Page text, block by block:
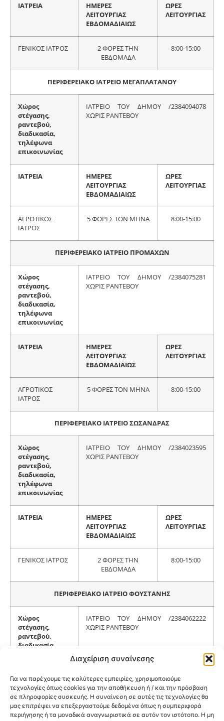
Διαχείριση συναίνεσης
Για να παρέχουμε τις καλύτερες εμπειρίες, χρησιμοποιούμε
τεχνολογίες όπως cookies για την αποθήκευση ή / και την πρόσβαση
σε πληροφορίες συσκευής. Η συναίνεση σε αυτές τις τεχνολογίες θα
μας επιτρέψει να επεξεργαστούμε δεδομένα όπως η συμπεριφορά
περιήγησης ή τα μοναδικά αναγνωριστικά σε αυτόν τον ιστότοπο. Η μη
ΙΑΤΡΕΙΑ
ΗΜΕΡΕΣ
ΛΕΙΤΟΥΡΓΙΑΣ
ΕΒΔΟΜΑΔΙΑΙΩΣ
ΩΡΕΣ
ΛΕΙΤΟΥΡΓΙΑΣ
ΓΕΝΙΚΟΣ ΙΑΤΡΟΣ
2 ΦΟΡΕΣ ΤΗΝ
ΕΒΔΟΜΑΔΑ
8:00-15:00
ΠΕΡΙΦΕΡΕΙΑΚΟ ΙΑΤΡΕΙΟ ΜΕΓΑΠΛΑΤΑΝΟΥ
Χώρος
στέγασης,
ραντεβού,
διαδικασία,
τηλέφωνα
επικοινωνίας
ΙΑΤΡΕΙΟ ΤΟΥ ΔΗΜΟΥ /2384094078
ΧΩΡΙΣ ΡΑΝΤΕΒΟΥ
ΙΑΤΡΕΙΑ
ΗΜΕΡΕΣ
ΛΕΙΤΟΥΡΓΙΑΣ
ΕΒΔΟΜΑΔΙΑΙΩΣ
ΩΡΕΣ
ΛΕΙΤΟΥΡΓΙΑΣ
ΑΓΡΟΤΙΚΟΣ
ΙΑΤΡΟΣ
5 ΦΟΡΕΣ ΤΟΝ ΜΗΝΑ 8:00-15:00
ΠΕΡΙΦΕΡΕΙΑΚΟ ΙΑΤΡΕΙΟ ΠΡΟΜΑΧΩΝ
Χώρος
στέγασης,
ραντεβού,
διαδικασία,
τηλέφωνα
επικοινωνίας
ΙΑΤΡΕΙΟ ΤΟΥ ΔΗΜΟΥ /2384075281
ΧΩΡΙΣ ΡΑΝΤΕΒΟΥ
ΙΑΤΡΕΙΑ
ΗΜΕΡΕΣ
ΛΕΙΤΟΥΡΓΙΑΣ
ΕΒΔΟΜΑΔΙΑΙΩΣ
ΩΡΕΣ
ΛΕΙΤΟΥΡΓΙΑΣ
ΑΓΡΟΤΙΚΟΣ
ΙΑΤΡΟΣ
5 ΦΟΡΕΣ ΤΟΝ ΜΗΝΑ 8:00-15:00
ΠΕΡΙΦΕΡΕΙΑΚΟ ΙΑΤΡΕΙΟ ΣΩΣΑΝΔΡΑΣ
Χώρος
στέγασης,
ραντεβού,
διαδικασία,
τηλέφωνα
επικοινωνίας
ΙΑΤΡΕΙΟ ΤΟΥ ΔΗΜΟΥ /2384023595
ΧΩΡΙΣ ΡΑΝΤΕΒΟΥ
ΙΑΤΡΕΙΑ
ΗΜΕΡΕΣ
ΛΕΙΤΟΥΡΓΙΑΣ
ΕΒΔΟΜΑΔΙΑΙΩΣ
ΩΡΕΣ
ΛΕΙΤΟΥΡΓΙΑΣ
ΓΕΝΙΚΟΣ ΙΑΤΡΟΣ
2 ΦΟΡΕΣ ΤΗΝ
ΕΒΔΟΜΑΔΑ
8:00-15:00
ΠΕΡΙΦΕΡΕΙΑΚΟ ΙΑΤΡΕΙΟ ΦΟΥΣΤΑΝΗΣ
Χώρος
στέγασης,
ραντεβού,
διαδικασία,
ΙΑΤΡΕΙΟ ΤΟΥ ΔΗΜΟΥ /2384062222
ΧΩΡΙΣ ΡΑΝΤΕΒΟΥ
ΙΑΤΡΕΙΑ
ΗΜΕΡΕΣ
ΛΕΙΤΟΥΡΓΙΑΣ
ΕΒΔΟΜΑΔΙΑΙΩΣ
ΩΡΕΣ
ΛΕΙΤΟΥΡΓΙΑΣ